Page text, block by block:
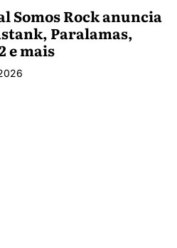
Somos Rock anuncia
Paralamas,
e mais